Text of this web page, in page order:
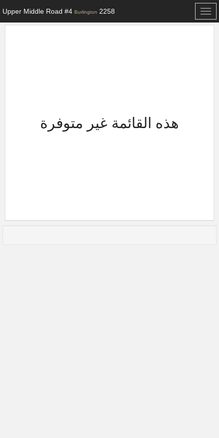
Toggle
navigation
2258 Upper Middle Road #4
Burlington
هذه القائمة غير متوفرة